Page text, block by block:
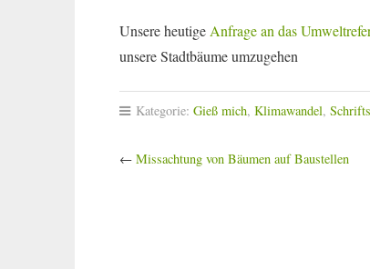
Unsere heutigeAnfrage an das
unsere Stadtbäume umzugehen
Kategorie: Gieß mich, Klimawandel,
← Missachtung von Bäumen auf Baustellen